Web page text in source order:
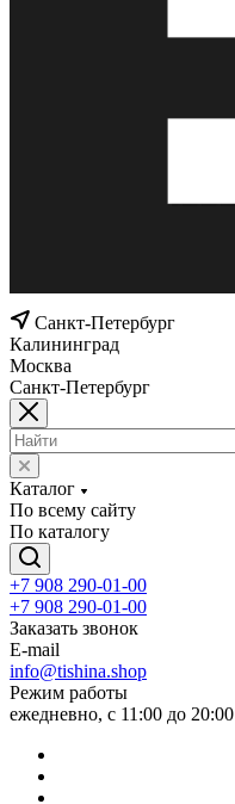
Санкт-Петербург
Калининград
Москва
Санкт-Петербург
Каталог
По всему сайту
По каталогу
+7 908 290-01-00
+7 908 290-01-00
Заказать звонок
E-mail
info@tishina.shop
Режим работы
ежедневно, с 11:00 до 20:00